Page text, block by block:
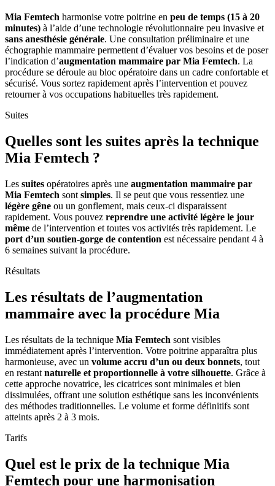
Mia Femtech harmonise votre poitrine en peu de temps (15 à 20
minutes) à l’aide d’une technologie révolutionnaire peu invasive et
sans anesthésie générale. Une consultation préliminaire et une
échographie mammaire permettent d’évaluer vos besoins et de poser
l’indication d’augmentation mammaire par Mia Femtech. La
procédure se déroule au bloc opératoire dans un cadre confortable et
sécurisé. Vous sortez rapidement après l’intervention et pouvez
retourner à vos occupations habituelles très rapidement.
Suites
Quelles sont les suites après la technique
Mia Femtech ?
Les suites opératoires après une augmentation mammaire par
Mia Femtech sont simples. Il se peut que vous ressentiez une
légère gêne ou un gonflement, mais ceux-ci disparaissent
rapidement. Vous pouvez reprendre une activité légère le jour
même de l’intervention et toutes vos activités très rapidement. Le
port d’un soutien-gorge de contention est nécessaire pendant 4 à
6 semaines suivant la procédure.
Résultats
Les résultats de l’augmentation
mammaire avec la procédure Mia
Les résultats de la technique Mia Femtech sont visibles
immédiatement après l’intervention. Votre poitrine apparaîtra plus
harmonieuse, avec un volume accru d’un ou deux bonnets, tout
en restant naturelle et proportionnelle à votre silhouette. Grâce à
cette approche novatrice, les cicatrices sont minimales et bien
dissimulées, offrant une solution esthétique sans les inconvénients
des méthodes traditionnelles. Le volume et forme définitifs sont
atteints après 2 à 3 mois.
Tarifs
Quel est le prix de la technique Mia
Femtech pour une harmonisation